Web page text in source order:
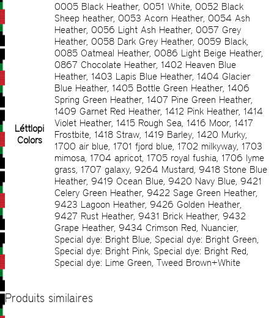
Léttlopi
Colors
0005 Black Heather, 0051 White, 0052 Black
Sheep heather, 0053 Acorn Heather, 0054 Ash
Heather, 0056 Light Ash Heather, 0057 Grey
Heather, 0058 Dark Grey Heather, 0059 Black,
0085 Oatmeal Heather, 0086 Light Beige Heather,
0867 Chocolate Heather, 1402 Heaven Blue
Heather, 1403 Lapis Blue Heather, 1404 Glacier
Blue Heather, 1405 Bottle Green Heather, 1406
Spring Green Heather, 1407 Pine Green Heather,
1409 Garnet Red Heather, 1412 Pink Heather, 1414
Violet Heather, 1415 Rough Sea, 1416 Moor, 1417
Frostbite, 1418 Straw, 1419 Barley, 1420 Murky,
1700 air blue, 1701 fjord blue, 1702 milkyway, 1703
mimosa, 1704 apricot, 1705 royal fushia, 1706 lyme
grass, 1707 galaxy, 9264 Mustard, 9418 Stone Blue
Heather, 9419 Ocean Blue, 9420 Navy Blue, 9421
Celery Green Heather, 9422 Sage Green Heather,
9423 Lagoon Heather, 9426 Golden Heather,
9427 Rust Heather, 9431 Brick Heather, 9432
Grape Heather, 9434 Crimson Red, Nuancier,
Special dye: Bright Blue, Special dye: Bright Green,
Special dye: Bright Pink, Special dye: Bright Red,
Special dye: Lime Green, Tweed Brown+White
Produits similaires